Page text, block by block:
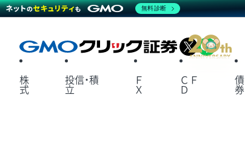
X
株
式
投信・積
立
Ｆ
Ｘ
ＣＦ
Ｄ
債
券
無料診断